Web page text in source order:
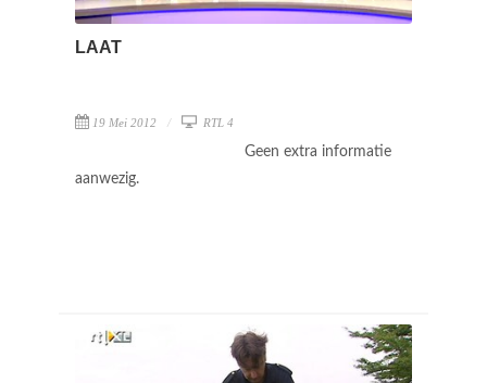
LAAT
19 Mei 2012 RTL 4
Geen extra informatie
aanwezig.